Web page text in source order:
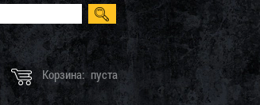
Корзина: пуста